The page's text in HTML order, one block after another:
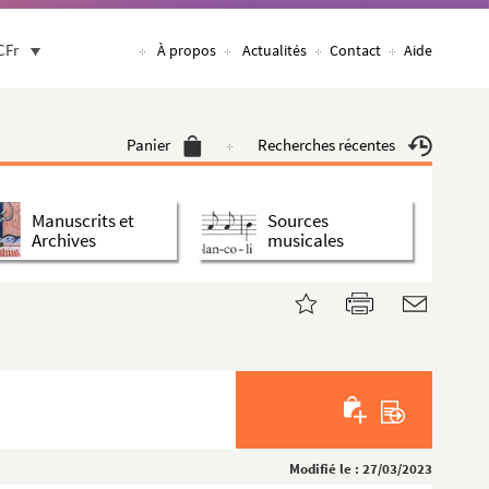
À propos Actualités Contact Aide
Panier Recherches récentes
Manuscrits et
Archives
Sources
musicales
Modifié le : 27/03/2023